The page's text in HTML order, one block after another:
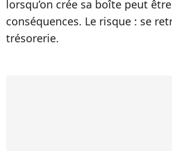
lorsqu’on crée sa boîte peut
conséquences. Le risque : se
trésorerie.